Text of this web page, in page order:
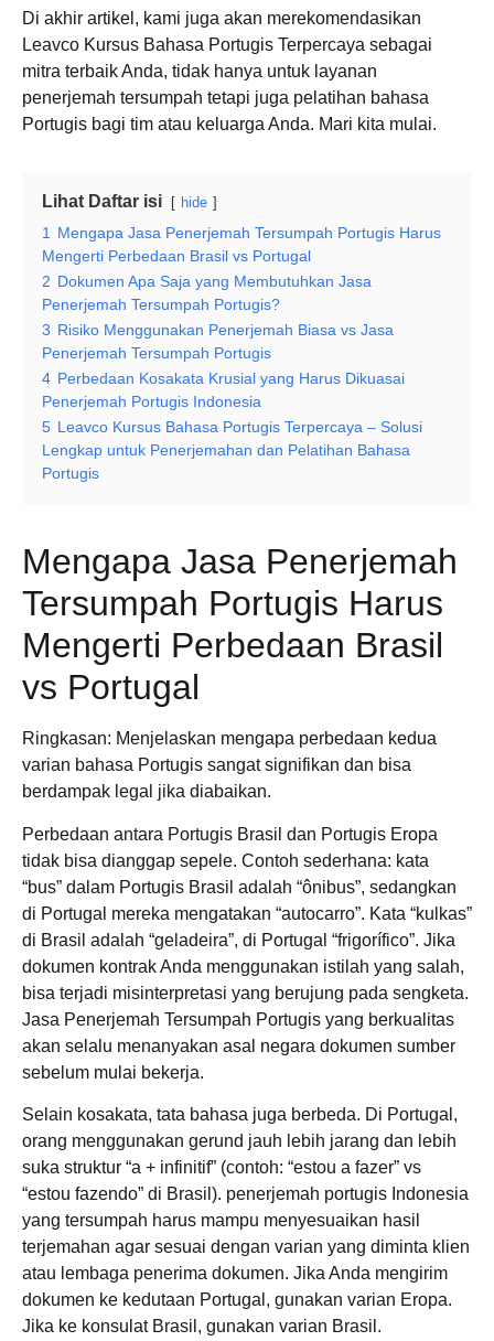
Di akhir artikel, kami juga akan merekomendasikan
Leavco Kursus Bahasa Portugis Terpercaya sebagai
mitra terbaik Anda, tidak hanya untuk layanan
penerjemah tersumpah tetapi juga pelatihan bahasa
Portugis bagi tim atau keluarga Anda. Mari kita mulai.
Lihat Daftar isi hide
1
Mengapa Jasa Penerjemah Tersumpah Portugis Harus
Mengerti Perbedaan Brasil vs Portugal
2 Dokumen Apa Saja yang Membutuhkan Jasa
Penerjemah Tersumpah Portugis?
3 Risiko Menggunakan Penerjemah Biasa vs Jasa
Penerjemah Tersumpah Portugis
4 Perbedaan Kosakata Krusial yang Harus Dikuasai
Penerjemah Portugis Indonesia
5 Leavco Kursus Bahasa Portugis Terpercaya – Solusi
Lengkap untuk Penerjemahan dan Pelatihan Bahasa
Portugis
Mengapa Jasa Penerjemah
Tersumpah Portugis Harus
Mengerti Perbedaan Brasil
vs Portugal
Ringkasan: Menjelaskan mengapa perbedaan kedua
varian bahasa Portugis sangat signifikan dan bisa
berdampak legal jika diabaikan.
Perbedaan antara Portugis Brasil dan Portugis Eropa
tidak bisa dianggap sepele. Contoh sederhana: kata
“bus” dalam Portugis Brasil adalah “ônibus”, sedangkan
di Portugal mereka mengatakan “autocarro”. Kata “kulkas”
di Brasil adalah “geladeira”, di Portugal “frigorífico”. Jika
dokumen kontrak Anda menggunakan istilah yang salah,
bisa terjadi misinterpretasi yang berujung pada sengketa.
Jasa Penerjemah Tersumpah Portugis yang berkualitas
akan selalu menanyakan asal negara dokumen sumber
sebelum mulai bekerja.
Selain kosakata, tata bahasa juga berbeda. Di Portugal,
orang menggunakan gerund jauh lebih jarang dan lebih
suka struktur “a + infinitif” (contoh: “estou a fazer” vs
“estou fazendo” di Brasil). penerjemah portugis Indonesia
yang tersumpah harus mampu menyesuaikan hasil
terjemahan agar sesuai dengan varian yang diminta klien
atau lembaga penerima dokumen. Jika Anda mengirim
dokumen ke kedutaan Portugal, gunakan varian Eropa.
Jika ke konsulat Brasil, gunakan varian Brasil.